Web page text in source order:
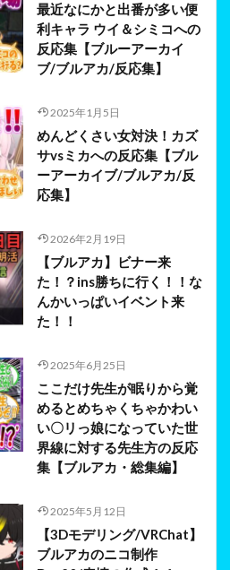
最近なにかと出番が多い便
利キャラ ウイ＆シミコへの
反応集【ブルーアーカイ
ブ/ブルアカ/反応集】
2025年1月5日
めんどくさい女対決！カズ
サvsミカへの反応集【ブル
ーアーカイブ/ブルアカ/反
応集】
2026年2月19日
【ブルアカ】ビナー来
た！？ins勝ちに行く！！な
んかいっぱいイベント来
た！！
2025年6月25日
ここだけ先生が眠りから覚
めるとめちゃくちゃかわい
い〇リっ娘になっていた世
界線に対する先生方の反応
集【ブルアカ・総集編】
2025年5月12日
【3Dモデリング/VRChat】
ブルアカのニコ制作